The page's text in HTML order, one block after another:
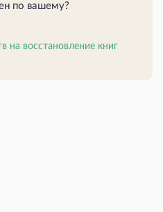
по вашему?
на восстановление книг